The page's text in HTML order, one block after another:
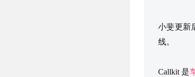
小斐更新
线。
Callkit 是